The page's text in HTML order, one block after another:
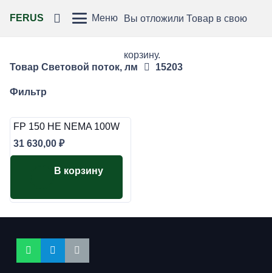
FERUS Меню Вы отложили Товарв свою
корзину.
Товар Световой поток, лм
15203
Фильтр
FP 150 HE NEMA 100W
31 630,00 ₽
В корзину